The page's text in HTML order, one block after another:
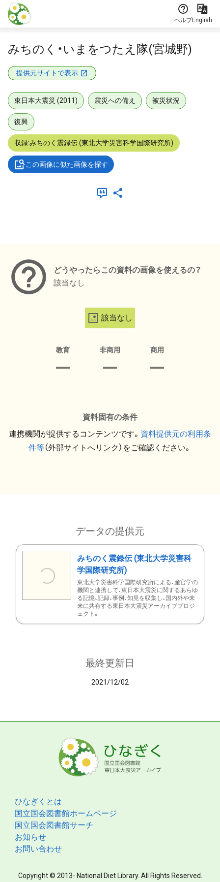
本文に飛ぶ
ヘルプEnglish
みちのく・いまをつたえ隊(宮城野)
提供元サイトで表示
東日本大震災 (2011) 震災への備え 被災状況
復興
収録:みちのく震録伝 (東北大学災害科学国際研究所)
この画像に似た画像を探す
どうやったらこの資料の画像を使えるの？
該当なし
該当なし
教育 非商用 商用
資料固有の条件
連携機関が提供するコンテンツです。 資料提供元の利用条
件等（外部サイトへリンク）をご確認ください。
データの提供元
みちのく震録伝 (東北大学災害科
学国際研究所)
東北大学災害科学国際研究所による、産官学の
機関と連携して、東日本大震災に関するあらゆ
る記憶、記録、事例、知見を収集し、国内外や未
来に共有する東日本大震災アーカイブプロジ
ェクト。
最終更新日
2021/12/02
ひなぎくとは
国立国会図書館ホームページ
国立国会図書館サーチ
お知らせ
お問い合わせ
Copyright © 2013- National Diet Library. All Rights Reserved.